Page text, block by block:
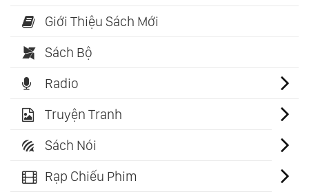
Giới Thiệu Sách Mới
Sách Bộ
Radio
Truyện Tranh
Sách Nói
Rạp Chiếu Phim